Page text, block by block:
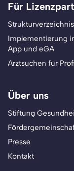
Für
Implementierung
App und eGA
Arztsuchen für
Über uns
Stiftung
Presse
Kontakt